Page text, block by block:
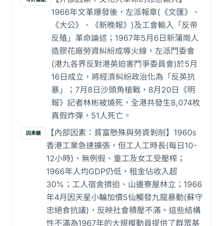
1966年文革爆發後，左派報章(《文匯》、
《大公》、《新晚報》)及工會輸入「反帝
反殖」革命論述；1967年5月6日新蒲崗人
造膠花廠勞資糾紛成導火線，左派鬥委會
(港九各界反對港英迫害鬥爭委員會)於5月
16日成立，將經濟糾紛政治化為「反英抗
暴」；7月8日沙頭角槍戰，8月20日《明
報》記者林彬被燒死，全港共發生8,074枚
真假炸彈，51人死亡。
因果鏈
【內部因素：貧富懸殊與勞資剝削】1960s
香港工業急速擴張，但工人工時長(每日10-
12小時)、無例假、童工及女工受壓榨；
1966年人均GDP仍低，租金佔收入超
30%；工人宿舍擠迫、山邊寮屋林立；1966
年4月因天星小輪加價5仙觸發九龍暴動(蘇守
忠絕食抗議)，反映社會積壓不滿。這些結構
性不滿為1967年的大規模動員提供了群眾基